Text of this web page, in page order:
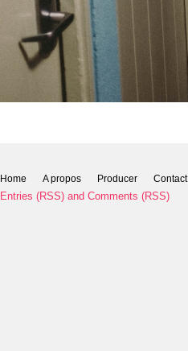
Home A propos Producer Contact
Entries (RSS) and Comments (RSS)